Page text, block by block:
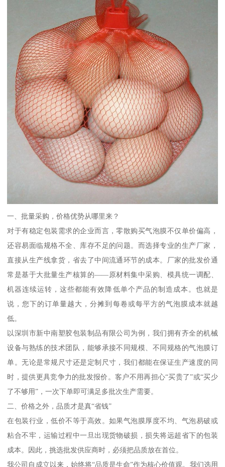
一、批量采购，价格优势从哪里来？
对于有稳定包装需求的企业而言，零散购买气泡膜不仅单价偏高，
还容易面临规格不全、库存不足的问题。而选择专业的生产厂家，
直接从生产线拿货，省去了中间流通环节的成本。厂家的批发价通
常是基于大批量生产核算的——原材料集中采购、模具统一调配、
机器连续运转，这些都能有效降低单个产品的制造成本。也就是
说，您下的订单量越大，分摊到每卷或每平方的气泡膜成本就越
低。
以深圳市新中南塑胶包装制品有限公司为例，我们拥有齐全的机械
设备与熟练的技术团队，能够承接不同规模、不同规格的气泡膜订
单。无论是常规尺寸还是定制尺寸，我们都能在保证生产速度的同
时，提供更具竞争力的批发报价。客户不用再担心“买贵了”或“买少
了不够用”，一次下单即可满足多批次生产需要。
二、价格之外，品质才是真“省钱”
在包装行业，低价不等于高效。如果气泡膜厚度不均、气泡易破或
粘合不牢，运输过程中一旦出现货物破损，损失将远超省下的包装
成本。因此，挑选批发供应商时，必须把品质放在首位。
我公司自成立以来，始终将“品质是生命”作为核心价值观。我们选用